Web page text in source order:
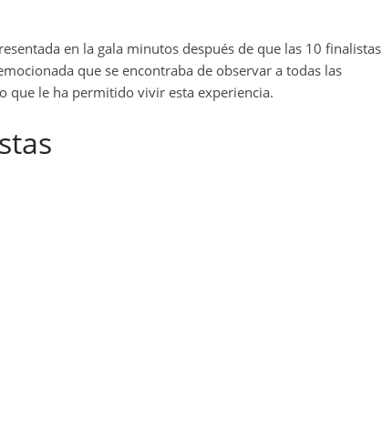
en la gala minutos después de que las 10 finalistas
que se encontraba de observar a todas las
que le ha permitido vivir esta experiencia.